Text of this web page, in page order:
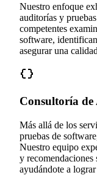
Nuestro enfoque
auditorías y
competentes
software,
asegurar una
Consultoría de
Más allá de los
pruebas de
Nuestro equipo
y recomendaciones
ayudándote a